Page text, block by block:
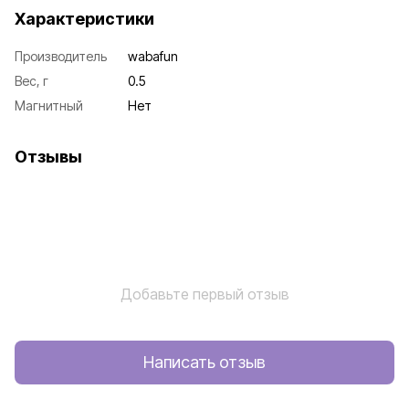
Характеристики
Производитель
wabafun
Вес, г
0.5
Магнитный
Нет
Отзывы
Добавьте первый отзыв
Написать отзыв